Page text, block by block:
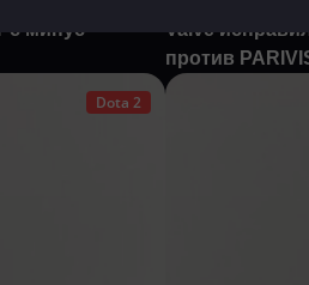
с минус-
Valve
против
Dota 2